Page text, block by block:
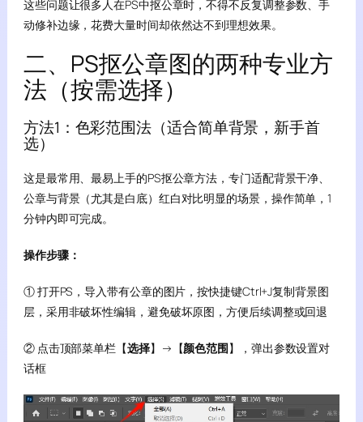
这些问题让很多人在PS中抠公章时，不得不反复调整参数、手
动修补边缘，花费大量时间却依然达不到理想效果。
二、PS抠公章图的两种专业方
法（按需选择）
方法1：色彩范围法（适合简单背景，新手首
选）
这是最常用、最易上手的PS抠公章方法，专门适配背景干净、
公章与背景（尤其是白底）红白对比明显的场景，操作简单，1
分钟内即可完成。
操作步骤：
① 打开PS，导入带有公章的图片，按快捷键Ctrl+J复制背景图
层，采用非破坏性编辑，避免破坏原图，方便后续调整或回退
② 点击顶部菜单栏【选择】→【颜色范围】，弹出参数设置对
话框